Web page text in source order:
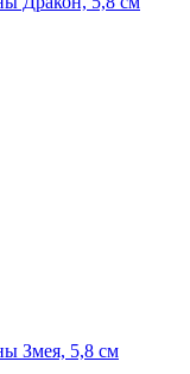
Змея, 5,8 см